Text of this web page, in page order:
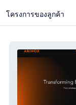
โครงการของลูกค้า